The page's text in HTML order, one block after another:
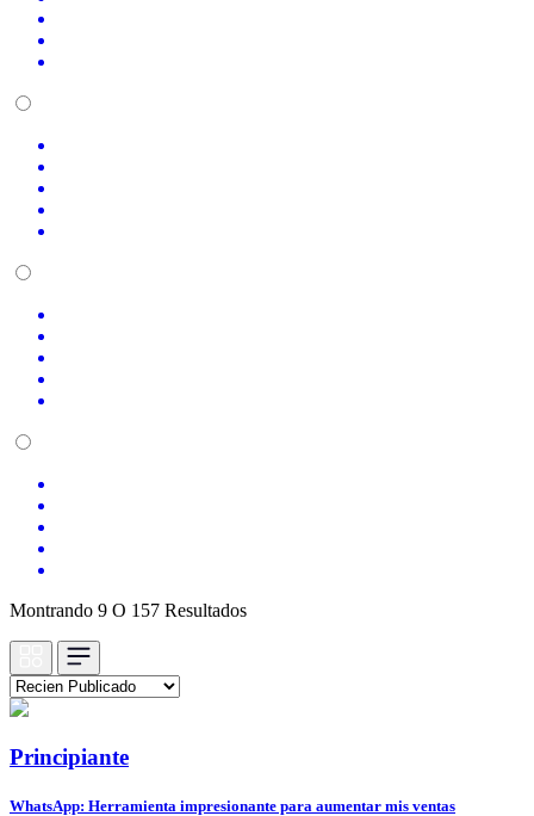
Montrando 9 O 157 Resultados
Principiante
WhatsApp: Herramienta impresionante para aumentar mis ventas